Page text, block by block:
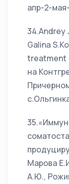
апр-2-
34.Andrey
Galina
treatment
на
Марова
А.Ю.,